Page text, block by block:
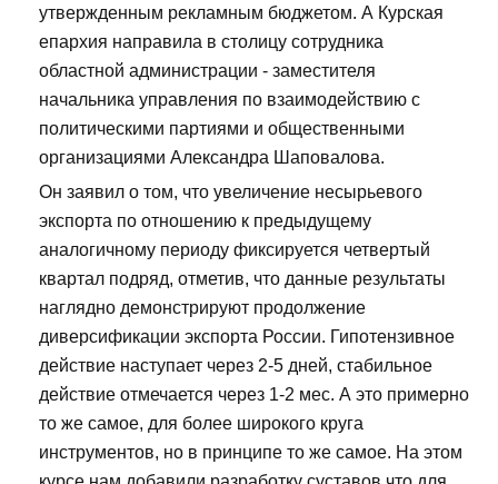
утвержденным рекламным бюджетом. А Курская
епархия направила в столицу сотрудника
областной администрации - заместителя
начальника управления по взаимодействию с
политическими партиями и общественными
организациями Александра Шаповалова.
Он заявил о том, что увеличение несырьевого
экспорта по отношению к предыдущему
аналогичному периоду фиксируется четвертый
квартал подряд, отметив, что данные результаты
наглядно демонстрируют продолжение
диверсификации экспорта России. Гипотензивное
действие наступает через 2-5 дней, стабильное
действие отмечается через 1-2 мес. А это примерно
то же самое, для более широкого круга
инструментов, но в принципе то же самое. На этом